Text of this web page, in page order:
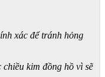
xác để tránh hỏng
kim đồng hồ vì sẽ